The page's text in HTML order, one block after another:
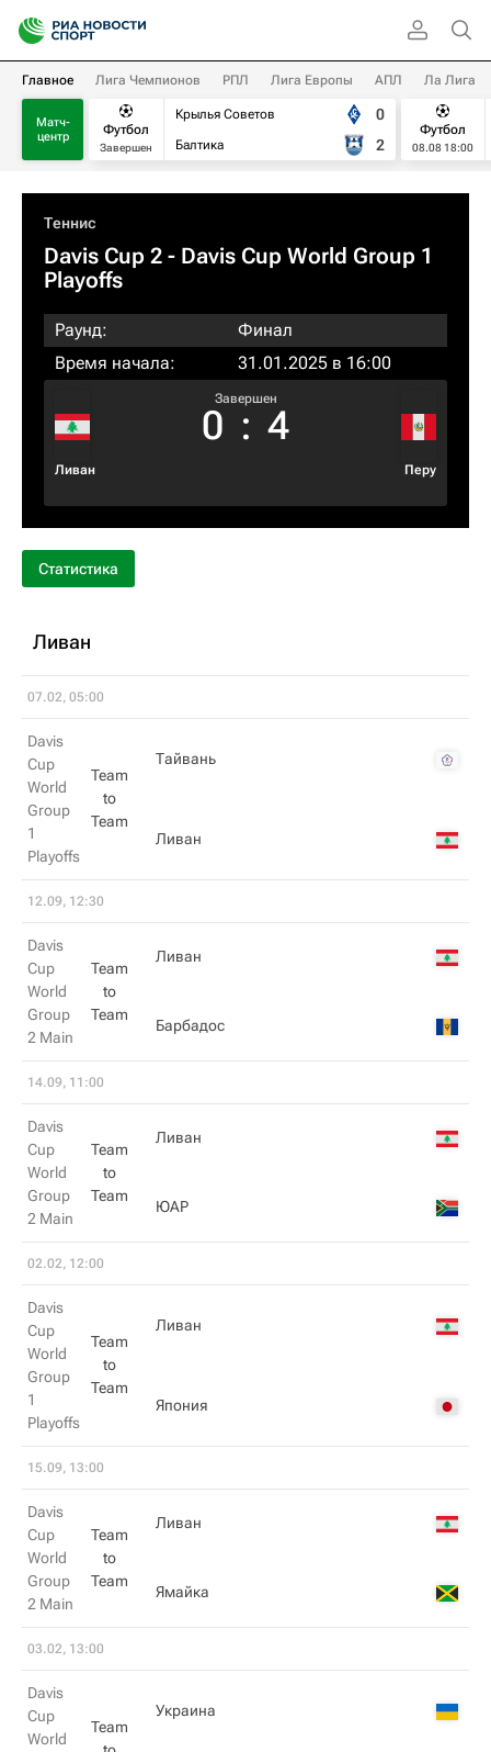
Главное Лига Чемпионов РПЛ Лига Европы АПЛ Ла Лига
Матч-
центр
Футбол
Завершен
Крылья Советов
Балтика
0
2
Футбол
08.08 18:00
Теннис
Davis Cup 2 - Davis Cup World Group 1
Playoffs
Раунд:
Финал
Время начала:
31.01.2025 в 16:00
Ливан
Завершен
0 : 4
Перу
Статистика
Ливан
07.02, 05:00
Davis
Cup
World
Group
1
Playoffs
Team
to
Team
Тайвань
Ливан
12.09, 12:30
Davis
Cup
World
Group
2 Main
Team
to
Team
Ливан
Барбадос
14.09, 11:00
Davis
Cup
World
Group
2 Main
Team
to
Team
Ливан
ЮАР
02.02, 12:00
Davis
Cup
World
Group
1
Playoffs
Team
to
Team
Ливан
Япония
15.09, 13:00
Davis
Cup
World
Group
2 Main
Team
to
Team
Ливан
Ямайка
03.02, 13:00
Davis
Cup
World
Team
Украина